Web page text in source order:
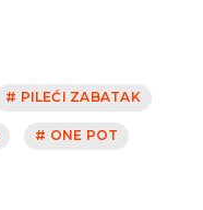
# PILEĆI ZABATAK
# ONE POT